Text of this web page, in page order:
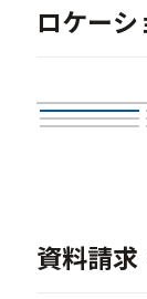
ロケーシ
資料請求